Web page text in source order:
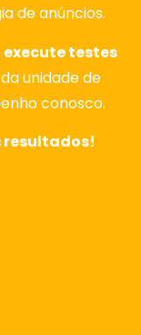
de anúncios.
execute testes
unidade de
conosco.
resultados!